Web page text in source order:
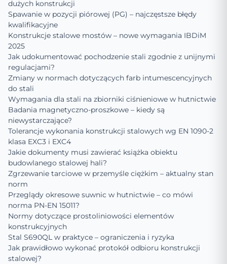
dużych konstrukcji
Spawanie w pozycji piórowej (PG) – najczęstsze błędy
kwalifikacyjne
Konstrukcje stalowe mostów – nowe wymagania IBDiM
2025
Jak udokumentować pochodzenie stali zgodnie z unijnymi
regulacjami?
Zmiany w normach dotyczących farb intumescencyjnych
do stali
Wymagania dla stali na zbiorniki ciśnieniowe w hutnictwie
Badania magnetyczno-proszkowe – kiedy są
niewystarczające?
Tolerancje wykonania konstrukcji stalowych wg EN 1090-2
klasa EXC3 i EXC4
Jakie dokumenty musi zawierać książka obiektu
budowlanego stalowej hali?
Zgrzewanie tarciowe w przemyśle ciężkim – aktualny stan
norm
Przeglądy okresowe suwnic w hutnictwie – co mówi
norma PN-EN 15011?
Normy dotyczące prostoliniowości elementów
konstrukcyjnych
Stal S690QL w praktyce – ograniczenia i ryzyka
Jak prawidłowo wykonać protokół odbioru konstrukcji
stalowej?